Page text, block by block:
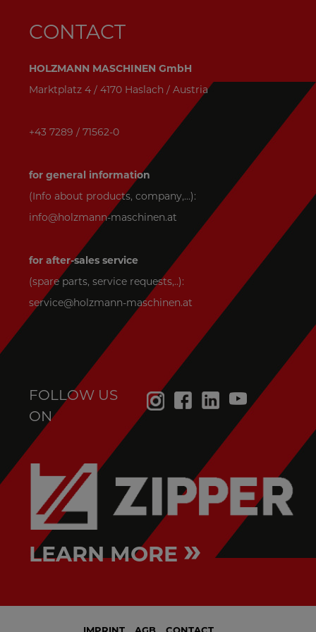
CONTACT
HOLZMANN MASCHINEN GmbH
Marktplatz 4 / 4170 Haslach / Austria
+43 7289 / 71562-0
for general information
(Info about products, company,...):
info@holzmann-maschinen.at
for after-sales service
(spare parts, service requests,..):
service@holzmann-maschinen.at
FOLLOW US
ON
LEARN MORE »